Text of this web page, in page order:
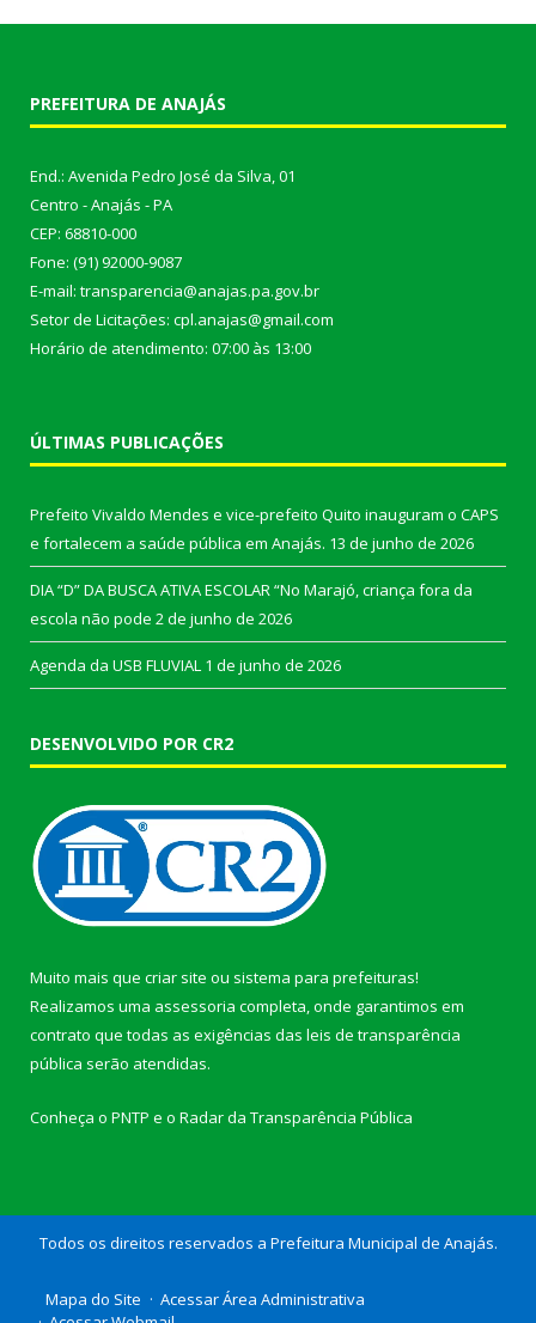
PREFEITURA DE ANAJÁS
End.: Avenida Pedro José da Silva, 01
Centro - Anajás - PA
CEP: 68810-000
Fone: (91) 92000-9087
E-mail: transparencia@anajas.pa.gov.br
Setor de Licitações: cpl.anajas@gmail.com
Horário de atendimento: 07:00 às 13:00
ÚLTIMAS PUBLICAÇÕES
Prefeito Vivaldo Mendes e vice-prefeito Quito inauguram o CAPS
e fortalecem a saúde pública em Anajás. 13 de junho de 2026
DIA “D” DA BUSCA ATIVA ESCOLAR “No Marajó, criança fora da
escola não pode 2 de junho de 2026
Agenda da USB FLUVIAL 1 de junho de 2026
DESENVOLVIDO POR CR2
Muito mais que criar site ou sistema para prefeituras!
Realizamos uma assessoria completa, onde garantimos em
contrato que todas as exigências das leis de transparência
pública serão atendidas.
Conheça o PNTP e o Radar da Transparência Pública
Todos os direitos reservados a Prefeitura Municipal de Anajás.
Mapa do Site
Acessar Área Administrativa